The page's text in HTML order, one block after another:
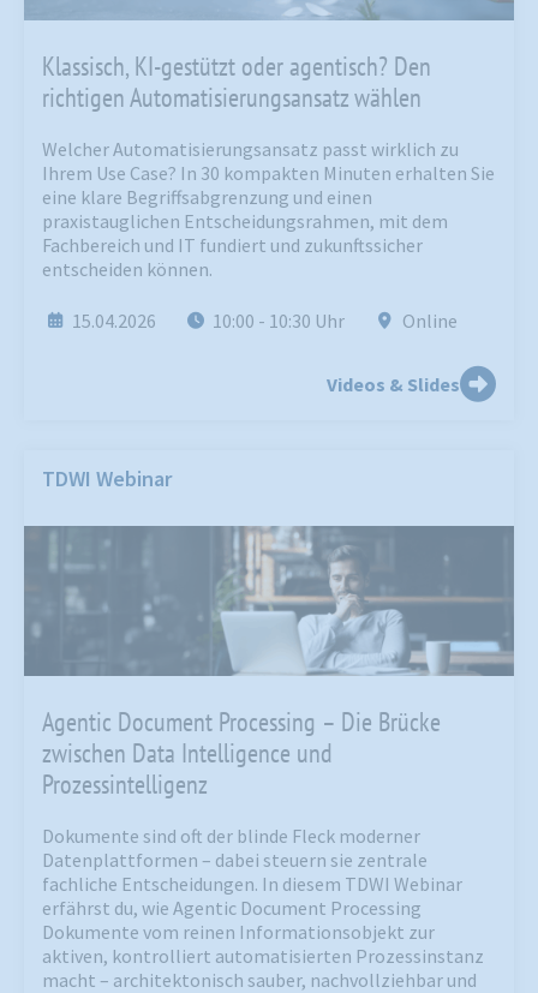
Klassisch, KI-gestützt oder agentisch? Den
richtigen Automatisierungsansatz wählen
Welcher Automatisierungsansatz passt wirklich zu
Ihrem Use Case? In 30 kompakten Minuten erhalten Sie
eine klare Begriffsabgrenzung und einen
praxistauglichen Entscheidungsrahmen, mit dem
Fachbereich und IT fundiert und zukunftssicher
entscheiden können.
15.04.2026 10:00 - 10:30 Uhr Online
Videos & Slides
TDWI Webinar
Agentic Document Processing – Die Brücke
zwischen Data Intelligence und
Prozessintelligenz
Dokumente sind oft der blinde Fleck moderner
Datenplattformen – dabei steuern sie zentrale
fachliche Entscheidungen. In diesem TDWI Webinar
erfährst du, wie Agentic Document Processing
Dokumente vom reinen Informationsobjekt zur
aktiven, kontrolliert automatisierten Prozessinstanz
macht – architektonisch sauber, nachvollziehbar und